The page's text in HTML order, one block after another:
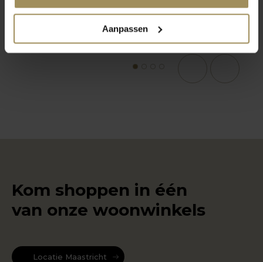
Aanpassen
1
Kom shoppen in één
van onze woonwinkels
Locatie Maastricht